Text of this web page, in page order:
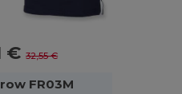
€32,55 €
FR03M